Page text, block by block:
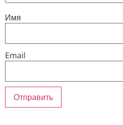
Имя
Email